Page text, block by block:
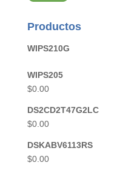
Productos
WIPS210G
WIPS205
$0.00
DS2CD2T47G2LC
$0.00
DSKABV6113RS
$0.00